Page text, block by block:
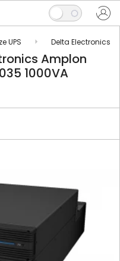
UPS Delta Electronics
Amplon
1000VA